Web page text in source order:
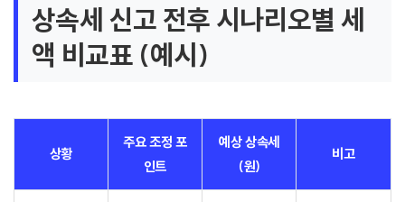
상속세 신고 전후 시나리오별 세
액 비교표 (예시)
상황
주요 조정 포
인트
예상 상속세
(원)
비고